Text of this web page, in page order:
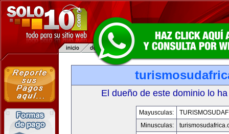
El dueño de este dominio lo
Mayusculas:
Minusculas: